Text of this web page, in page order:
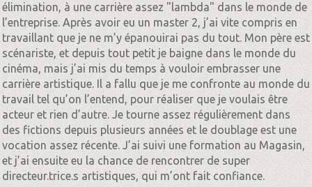
élimination, à une carrière assez "lambda" dans le monde de
l’entreprise. Après avoir eu un master 2, j’ai vite compris en
travaillant que je ne m’y épanouirai pas du tout. Mon père est
scénariste, et depuis tout petit je baigne dans le monde du
cinéma, mais j’ai mis du temps à vouloir embrasser une
carrière artistique. Il a fallu que je me confronte au monde du
travail tel qu’on l’entend, pour réaliser que je voulais être
acteur et rien d’autre. Je tourne assez régulièrement dans
des fictions depuis plusieurs années et le doublage est une
vocation assez récente. J’ai suivi une formation au Magasin,
et j’ai ensuite eu la chance de rencontrer de super
directeur.trice.s artistiques, qui m’ont fait confiance.